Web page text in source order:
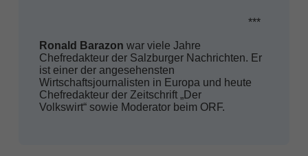
***
Ronald Barazon war viele Jahre
Chefredakteur der Salzburger Nachrichten. Er
ist einer der angesehensten
Wirtschaftsjournalisten in Europa und heute
Chefredakteur der Zeitschrift „Der
Volkswirt“ sowie Moderator beim ORF.